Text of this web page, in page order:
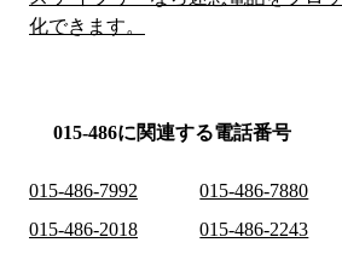
化できます。
015-486に関連する電話番号
015-486-7992 015-486-7880
015-486-2018
015-486-2243